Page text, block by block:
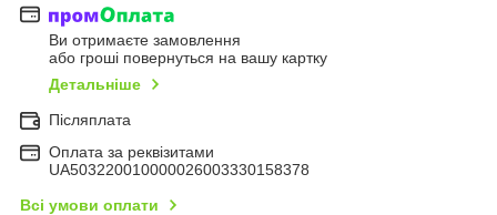
Ви отримаєте замовлення
або гроші повернуться на вашу картку
Детальніше
Післяплата
Оплата за реквізитами
UA503220010000026003330158378
Всі умови оплати